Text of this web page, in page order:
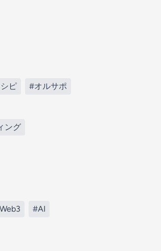
ピ #オルサポ
ング
#AI